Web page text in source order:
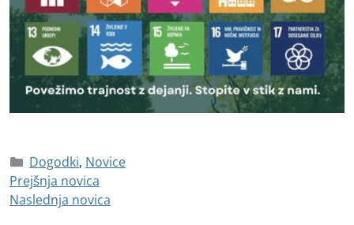
Dogodki, Novice
Prejšnja novica
Naslednja novica